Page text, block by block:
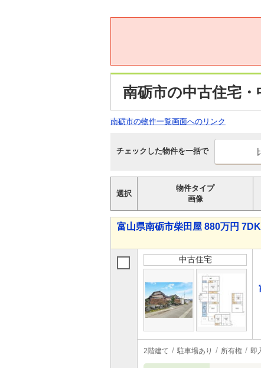
南砺市の中古住宅
南砺市の物件一覧画面へのリンク
チェックした物件を一括で
選択
物件タイプ
画像
富山県南砺市柴田屋 880万円 7DK
中古住宅
2階建て 駐車場あり 所有権 即